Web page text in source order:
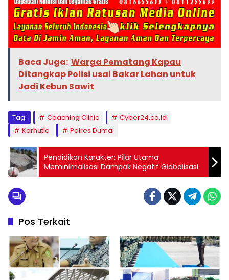
Baca Juga: Warga Pematang Kapau
Ditangkap Polisi usai Bakar Lahan untuk
Jadi Kebun Sawit
Tag: Coaching Clinic
Cyber24.co.id
Karhutla
Polres Dumai
Pendidikan Karakter: Pilar Utama
Meminimalisasi Dampak Negatif Globalisasi
Pos Terkait